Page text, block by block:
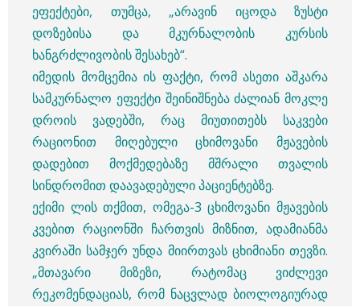
ეფექტები, თუმცა, „არავინ იცოდა ზუსტი
დოზებისა და მკურნალობის კურსის
ხანგრძლივობის შესახებ“.
იმედის მომცემია ის ფაქტი, რომ ასეთი აშკარა
სამკურნალო ეფექტი შეინიშნება ძალიან მოკლე
დროის ვადებში, რაც მიუთითებს საკვები
რაციონით მიღებული ცხიმოვანი მჟავების
დადებით მოქმედებაზე მშრალი თვალის
სინდრომით დაავადებული პაციენტებზე.
ექიმი ლის თქმით, ომეგა-3 ცხიმოვანი მჟავების
კვებით რაციონში ჩართვის მიზნით, ადამიანმა
კვირაში სამჯერ უნდა მიირთვას ცხიმიანი თევზი.
„მთავარი მიზეზი, რატომაც ვიძლევი
რეკომენდაციას, რომ ნაცვლად ბიოლოგიურად